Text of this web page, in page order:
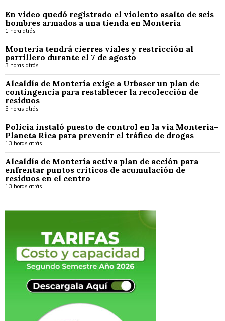
En video quedó registrado el violento asalto de seis
hombres armados a una tienda en Montería
1 hora atrás
Montería tendrá cierres viales y restricción al
parrillero durante el 7 de agosto
3 horas atrás
Alcaldía de Montería exige a Urbaser un plan de
contingencia para restablecer la recolección de
residuos
5 horas atrás
Policía instaló puesto de control en la vía Montería–
Planeta Rica para prevenir el tráfico de drogas
13 horas atrás
Alcaldía de Montería activa plan de acción para
enfrentar puntos críticos de acumulación de
residuos en el centro
13 horas atrás